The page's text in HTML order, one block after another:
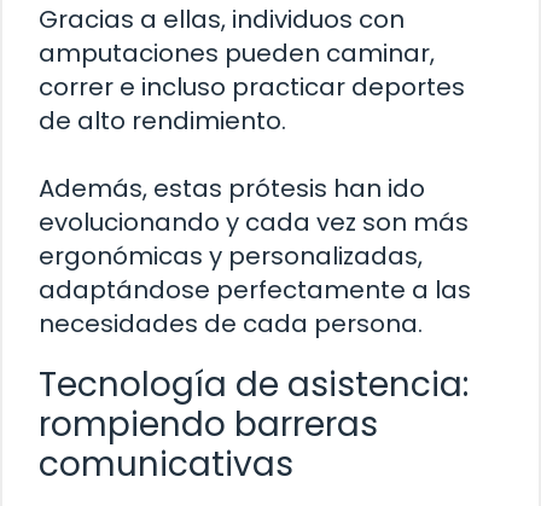
Gracias a ellas, individuos con
amputaciones pueden caminar,
correr e incluso practicar deportes
de alto rendimiento.
Además, estas prótesis han ido
evolucionando y cada vez son más
ergonómicas y personalizadas,
adaptándose perfectamente a las
necesidades de cada persona.
Tecnología de asistencia:
rompiendo barreras
comunicativas